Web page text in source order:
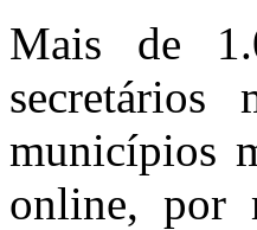
Mais de
municípios
online, por